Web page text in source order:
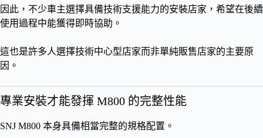
因此，不少車主選擇具備技術支援能力的安裝店家，希望在後續
使用過程中能獲得即時協助。
這也是許多人選擇技術中心型店家而非單純販售店家的主要原
因。
專業安裝才能發揮 M800 的完整性能
SNJ M800 本身具備相當完整的規格配置。